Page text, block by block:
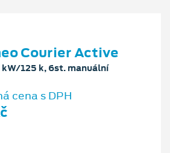
Courier Active
kW/125 k, 6st. manuální
cena s DPH